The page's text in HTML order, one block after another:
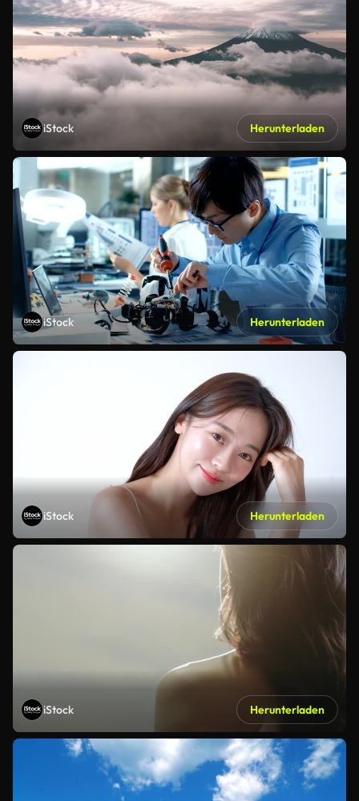
iStock Herunterladen
iStock Herunterladen
iStock Herunterladen
iStock Herunterladen